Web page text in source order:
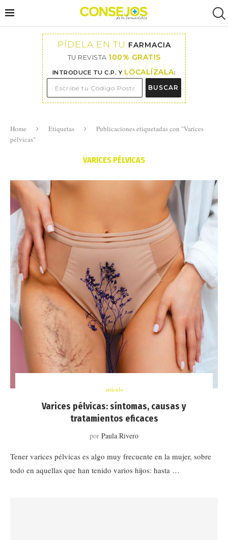
PÍDELA EN TU FARMACIA
TU REVISTA 100% GRATIS
INTRODUCE TU C.P. Y LOCALÍZALA:
BUSCAR
Home Etiquetas
Publicaciones etiquetadas con "Varices
pélvicas"
VARICES PÉLVICAS
artículo
Varices pélvicas: síntomas, causas y
tratamientos eficaces
por Paula Rivero
Tener varices pélvicas es algo muy frecuente en la mujer, sobre
todo en aquellas que han tenido varios hijos: hasta …